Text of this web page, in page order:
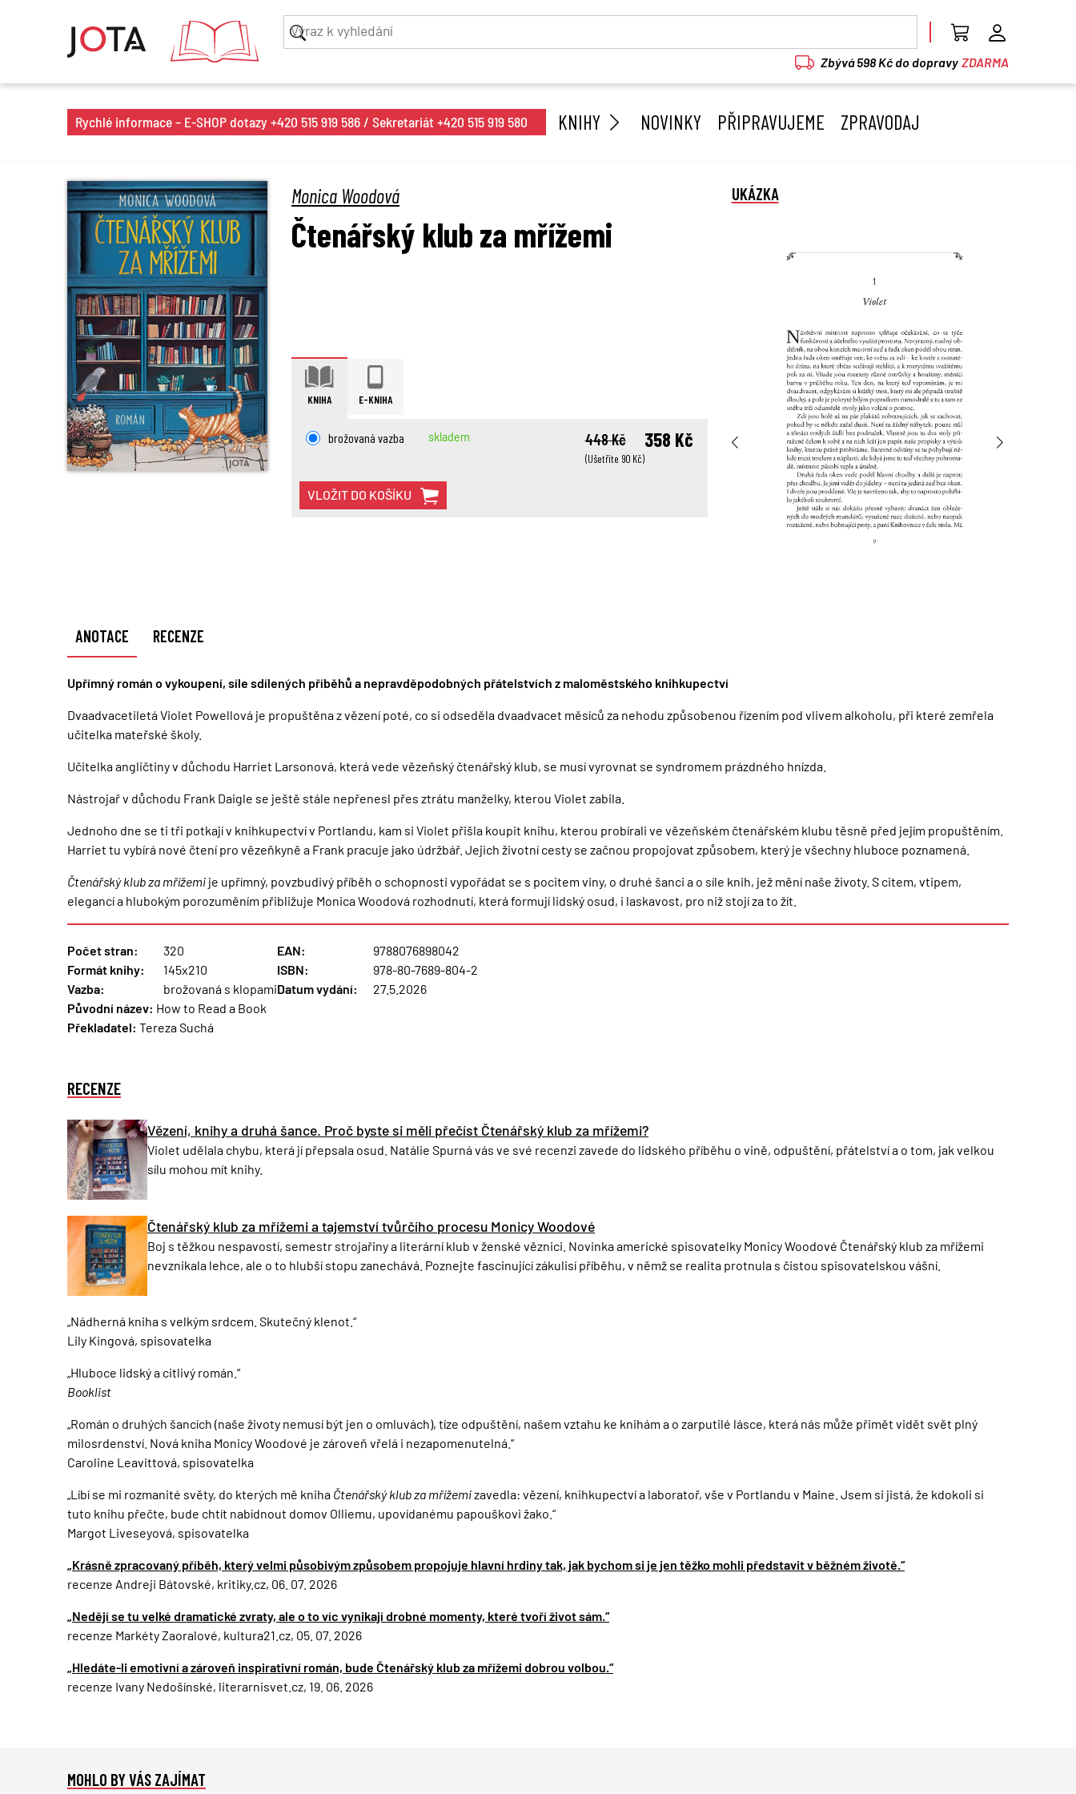
Zbývá 598 Kč do dopravy ZDARMA
Rychlé informace – E-SHOP dotazy +420 515 919 586 / Sekretariát +420 515 919 580 KNIHY NOVINKY PŘIPRAVUJEME ZPRAVODAJ
Monica Woodová
Čtenářský klub za mřížemi
UKÁZKA
KNIHA E-KNIHA
brožovaná vazba skladem 448 Kč
(Ušetříte 90 Kč)
358 Kč
VLOŽIT DO KOŠÍKU
ANOTACE RECENZE
Upřímný román o vykoupení, síle sdílených příběhů a nepravděpodobných přátelstvích z maloměstského knihkupectví
Dvaadvacetiletá Violet Powellová je propuštěna z vězení poté, co si odseděla dvaadvacet měsíců za nehodu způsobenou řízením pod vlivem alkoholu, při které zemřela
učitelka mateřské školy.
Učitelka angličtiny v důchodu Harriet Larsonová, která vede vězeňský čtenářský klub, se musí vyrovnat se syndromem prázdného hnízda.
Nástrojař v důchodu Frank Daigle se ještě stále nepřenesl přes ztrátu manželky, kterou Violet zabila.
Jednoho dne se ti tři potkají v knihkupectví v Portlandu, kam si Violet přišla koupit knihu, kterou probírali ve vězeňském čtenářském klubu těsně před jejím propuštěním.
Harriet tu vybírá nové čtení pro vězeňkyně a Frank pracuje jako údržbář. Jejich životní cesty se začnou propojovat způsobem, který je všechny hluboce poznamená.
Čtenářský klub za mřížemi je upřímný, povzbudivý příběh o schopnosti vypořádat se s pocitem viny, o druhé šanci a o síle knih, jež mění naše životy. S citem, vtipem,
elegancí a hlubokým porozuměním přibližuje Monica Woodová rozhodnutí, která formují lidský osud, i laskavost, pro niž stojí za to žít.
Počet stran:
320
Formát knihy:
145x210
Vazba:
brožovaná s klopami
EAN:
9788076898042
ISBN:
978-80-7689-804-2
Datum vydání:
27.5.2026
Původní název: How to Read a Book
Překladatel: Tereza Suchá
RECENZE
Vězení, knihy a druhá šance. Proč byste si měli přečíst Čtenářský klub za mřížemi?
Violet udělala chybu, která jí přepsala osud. Natálie Spurná vás ve své recenzi zavede do lidského příběhu o vině, odpuštění, přátelství a o tom, jak velkou
sílu mohou mít knihy.
Čtenářský klub za mřížemi a tajemství tvůrčího procesu Monicy Woodové
Boj s těžkou nespavostí, semestr strojařiny a literární klub v ženské věznici. Novinka americké spisovatelky Monicy Woodové Čtenářský klub za mřížemi
nevznikala lehce, ale o to hlubší stopu zanechává. Poznejte fascinující zákulisí příběhu, v němž se realita protnula s čistou spisovatelskou vášní.
„Nádherná kniha s velkým srdcem. Skutečný klenot.“
Lily Kingová, spisovatelka
„Hluboce lidský a citlivý román.“
Booklist
„Román o druhých šancích (naše životy nemusí být jen o omluvách), tíze odpuštění, našem vztahu ke knihám a o zarputilé lásce, která nás může přimět vidět svět plný
milosrdenství. Nová kniha Monicy Woodové je zároveň vřelá i nezapomenutelná.“
Caroline Leavittová, spisovatelka
„Líbí se mi rozmanité světy, do kterých mě kniha Čtenářský klub za mřížemizavedla: vězení, knihkupectví a laboratoř, vše v Portlandu v Maine. Jsem si jistá, že kdokoli si
tuto knihu přečte, bude chtít nabídnout domov Olliemu, upovídanému papouškovi žako.“
Margot Liveseyová, spisovatelka
„Krásně zpracovaný příběh, který velmi působivým způsobem propojuje hlavní hrdiny tak, jak bychom si je jen těžko mohli představit v běžném životě.“
recenze Andreji Bátovské, kritiky.cz, 06. 07. 2026
„Nedějí se tu velké dramatické zvraty, ale o to víc vynikají drobné momenty, které tvoří život sám.“
recenze Markéty Zaoralové, kultura21.cz, 05. 07. 2026
„Hledáte-li emotivní a zároveň inspirativní román, bude Čtenářský klub za mřížemi dobrou volbou.“
recenze Ivany Nedošínské, literarnisvet.cz, 19. 06. 2026
MOHLO BY VÁS ZAJÍMAT